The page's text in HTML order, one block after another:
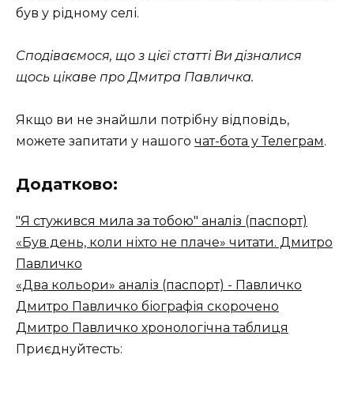
був у рідному селі.
Сподіваємося, що з цієї статті Ви дізналися
щось цікаве про Дмитра Павличка.
Якщо ви не знайшли потрібну відповідь,
можете запитати у нашого чат-бота у Телеграм.
Додатково:
"Я стужився мила за тобою" аналіз (паспорт)
«Був день, коли ніхто не плаче» читати. Дмитро
Павличко
«Два кольори» аналіз (паспорт) - Павличко
Дмитро Павличко біографія скорочено
Дмитро Павличко хронологічна таблиця
Приєднуйтесть: